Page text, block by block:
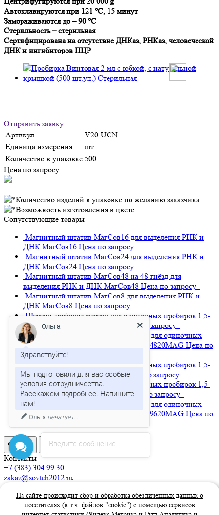
На сайте происходит сбор и обработка обезличенных данных о
посетителях (в т.ч. файлов "cookie") с помощью сервисов
Автоклавируются при 121 °C, 15 минут
Замораживаются до – 90 °C
Стерильность – стерильная
Сертифицирована на отсутствие ДНКаз, РНКаз, человеческой
ДНК и ингибиторов ПЦР
Отправить заявку
Артикул
V20-UCN
Единица измерения
шт
Количество в упаковке 500
Цена по запросу
Сопутствующие товары
Магнитный штатив МагСов16 для выделения РНК и
ДНК МагСов16 Цена по запросу
Магнитный штатив МагСов24 для выделения РНК и
ДНК МагСов24 Цена по запросу
Магнитный штатив МагСов48 на 48 гнёзд для
выделения РНК и ДНК МагСов48 Цена по запросу
Магнитный штатив МагСов8 для выделения РНК и
ДНК МагСов8 Цена по запросу
Штатив «рабочее место» для одиночных пробирок 1,5-
2,0 мл, 40 гнёзд
Цена по запросу
Магнитный штатив «рабочее место» для одиночных
пробирок 1,5-2,0 мл, 48 гнёзд
RAME-4820MAG Цена по
запросу
Штатив «рабочее место» для одиночных пробирок 1,5-
2,0 мл, 64 гнезда RAME-6420 Цена по запросу
Штатив «рабочее место» для одиночных пробирок 1,5-
2,0 мл, 96 гнёзд RAME-9620S Цена по запросу
Магнитный штатив «рабочее место» для одиночных
пробирок 1,5-2,0 мл, 96 гнёзд
RAME-9620MAG Цена по
Контакты
+7 (383) 304 99 30
zakaz@sovteh2012.ru
Пн.-Пт. с 9:00 до 18:00
Заказать звонок
Введите сообщение
Ольга
Здравствуйте!
Мы подготовили для вас особые
условия сотрудничества.
Расскажем подробнее. Напишите
нам!
Ольга печатает...